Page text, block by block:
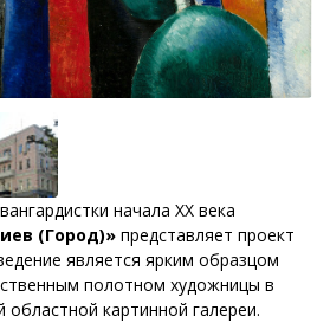
начала XX века
(Город)» представляет проект
является ярким образцом
полотном художницы в
картинной галереи.